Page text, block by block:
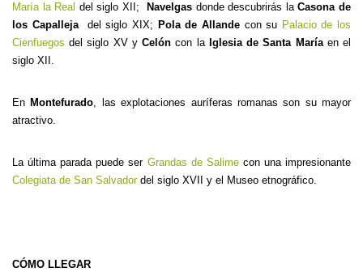
María la Real del siglo XII; Navelgas donde descubrirás laCasona de
los Capallejadel siglo XIX; Pola de Allandecon su Palacio de los
Cienfuegos del siglo XV yCelón con laIglesia de Santa Maríaen el
siglo XII.
En Montefurado, las explotaciones auríferas romanas son su mayor
atractivo.
La última parada puede ser Grandas de Salimecon una impresionante
Colegiata de San Salvadordel siglo XVII y el Museo etnográfico.
CÓMO LLEGAR